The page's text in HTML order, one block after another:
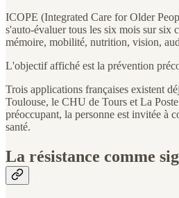
ICOPE (Integrated Care for Older
s'auto-évaluer tous les six mois sur six
mémoire, mobilité, nutrition, vision,
L'objectif affiché est la prévention
Trois applications françaises existent
Toulouse, le CHU de Tours et La
préoccupant, la personne est invitée à
santé.
La résistance comme